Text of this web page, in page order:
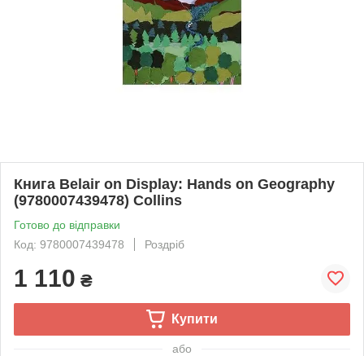
Книга Belair on Display: Hands on Geography
(9780007439478) Collins
Готово до відправки
Код: 9780007439478
Роздріб
1 110 ₴
Купити
або